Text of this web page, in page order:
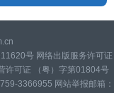
号 网络出版服务许可证
许可证 （粤）字第01804号
3366955 网站举报邮箱：